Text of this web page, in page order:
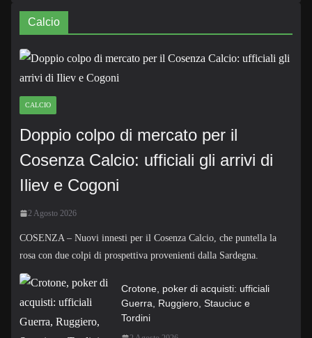
Calcio
CALCIO
Doppio colpo di mercato per il
Cosenza Calcio: ufficiali gli arrivi di
Iliev e Cogoni
2 Agosto 2026
COSENZA – Nuovi innesti per il Cosenza Calcio, che puntella la
rosa con due colpi di prospettiva provenienti dalla Sardegna.
Crotone, poker di acquisti: ufficiali
Guerra, Ruggiero, Stauciuc e
Tordini